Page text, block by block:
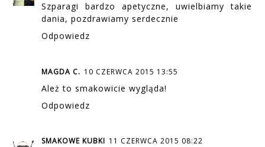
Szparagi bardzo apetyczne, uwielbiamy takie
dania, pozdrawiamy serdecznie
Odpowiedz
MAGDA C. 10 CZERWCA 2015 13:55
Ależ to smakowicie wygląda!
Odpowiedz
SMAKOWE KUBKI 11 CZERWCA 2015 08:22